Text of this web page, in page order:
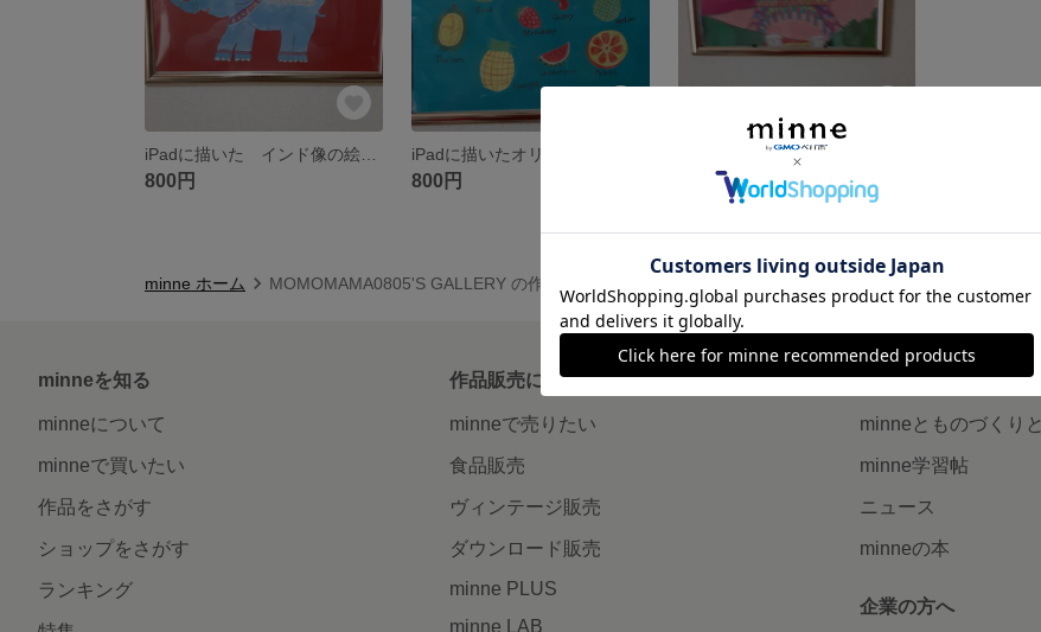
800円 800円
iPadに描いた絵 イラスト
800円
minne ホーム MOMOMAMA0805'S GALLERY の作品一覧
minneを知る
minneについて
minneで買いたい
作品をさがす
ショップをさがす
ランキング
作品販売について
minneで売りたい
食品販売
ヴィンテージ販売
ダウンロード販売
minne PLUS
minne LAB
読みもの
minneとものづくりと
minne学習帖
ニュース
minneの本
企業の方へ